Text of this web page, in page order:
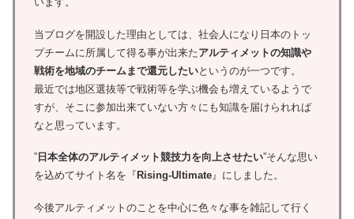
当ブログを開設した理由としては、社会人になり日本のトッ
プチームに所属して得る事が出来たアルティメットの知識や
戦術を地域のチームまで還元したいというのが一つです。
最近では地区選抜等で戦術等を学ぶ機会も増えているようで
すが、そこに参加出来ていない方々にも知識を届けられれば
なと思っています。
” 日本全体のアルティメット競技力を向上させたい”そんな思い
を込めてサイト名を『 Rising-Ultimate』にしました。
今後アルティメットのことを中心に色々な事を雑記して行く